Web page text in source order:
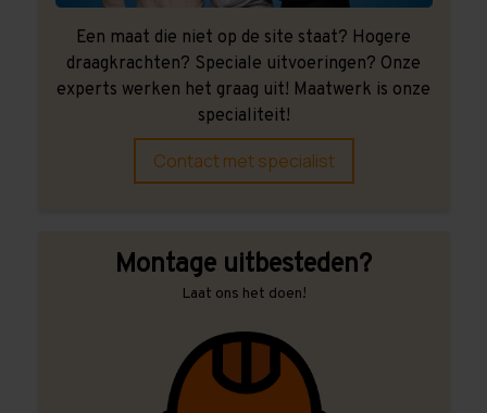
Een maat die niet op de site staat? Hogere
draagkrachten? Speciale uitvoeringen? Onze
experts werken het graag uit! Maatwerk is onze
specialiteit!
Contact met specialist
Montage uitbesteden?
Laat ons het doen!